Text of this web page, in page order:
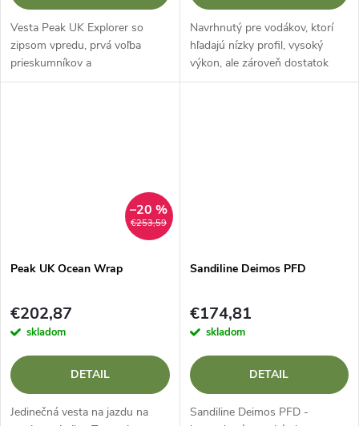
Vesta Peak UK Explorer so
zipsom vpredu, prvá voľba
prieskumníkov a
profesionálnych sprievodcov na
Navrhnutý pre vodákov, ktorí
hľadajú nízky profil, vysoký
výkon, ale zároveň dostatok
úložných a hydratačných
€253,59
–20 %
Peak UK Ocean Wrap
€202,87
skladom
DETAIL
Jedinečná vesta na jazdu na
Sandiline Deimos PFD
€174,81
skladom
DETAIL
Sandiline Deimos PFD -